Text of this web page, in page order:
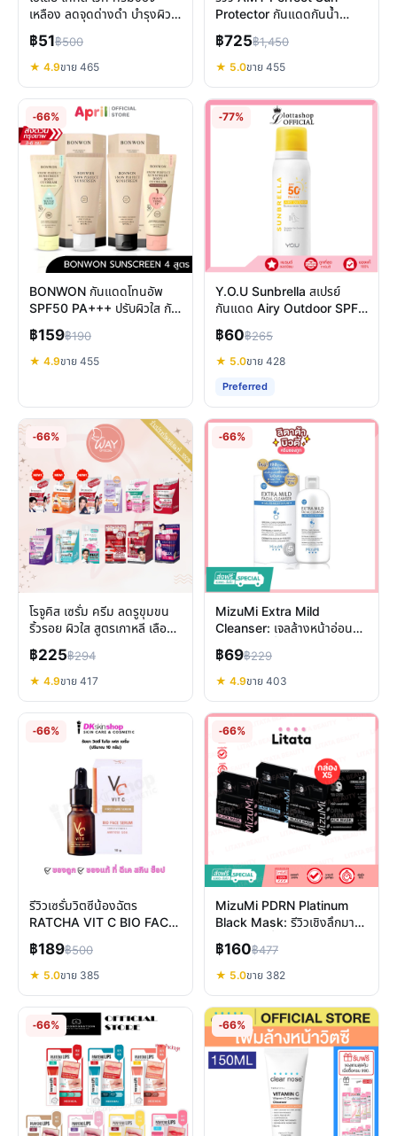
เหลือง ลดจุดด่างดำ บำรุงผิว
กันแดด
฿51฿500
★ 4.9ขาย 465
Protector กันแดดกันน้ำ
บางเบา SPF50+ PA++++
ผิวแพ้ง่าย
฿725฿1,450
★ 5.0ขาย 455
-66%
BONWON กันแดดโทนอัพ
SPF50 PA+++ ปรับผิวใส กัน
น้ำ ไม่เหนอะหนะ
฿159฿190
★ 4.9ขาย 455
-77%
Y.O.U Sunbrella สเปรย์
กันแดด Airy Outdoor SPF
50+ PA++++ บางเบา กันน้ำ
฿60฿265
★ 5.0ขาย 428
Preferred
-66%
โรจูคิส เซรั่ม ครีม ลดรูขุมขน
ริ้วรอย ผิวใส สูตรเกาหลี เลือก
ตัวไหนดี
฿225฿294
★ 4.9ขาย 417
-66%
MizuMi Extra Mild
Cleanser: เจลล้างหน้าอ่อน
โยนพิเศษ เพื่อผิวแข็งแรง ไม่
เป็นสิว
฿69฿229
★ 4.9ขาย 403
-66%
รีวิวเซรั่มวิตซีน้องฉัตร
RATCHA VIT C BIO FACE
SERUM ผิวใส ลดรอยสิวจริง
ไหม?
฿189฿500
★ 5.0ขาย 385
-66%
MizuMi PDRN Platinum
Black Mask: รีวิวเชิงลึกมาส์
ก 2 สเต็ปเพื่อผิวอ่อนเยาว์
฿160฿477
★ 5.0ขาย 382
-66% -66%